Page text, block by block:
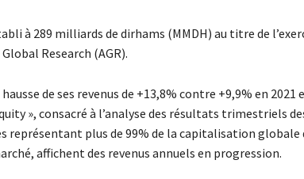
à 289 milliards de dirhams (MMDH) au titre de
Research (AGR).
de ses revenus de +13,8% contre +9,9% en 2021
», consacré à l’analyse des résultats trimestriels
représentant plus de 99% de la capitalisation globale
affichent des revenus annuels en progression.